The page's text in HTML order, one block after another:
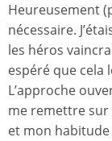
Heureusement
nécessaire.
les héros
espéré que cela
L’approche
me remettre sur
et mon